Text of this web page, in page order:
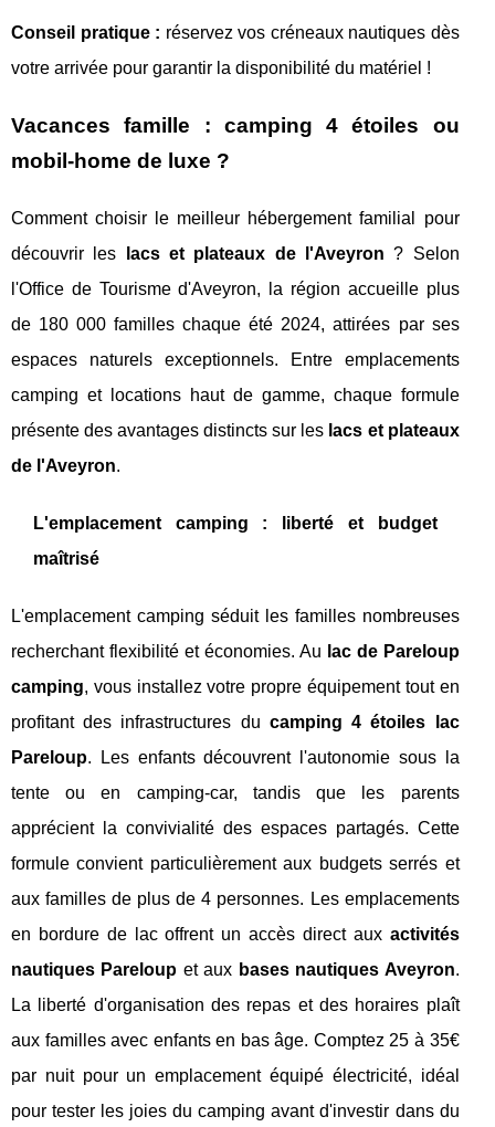
Conseil pratique : réservez vos créneaux nautiques dès
votre arrivée pour garantir la disponibilité du matériel !
Vacances famille : camping 4 étoiles ou
mobil-home de luxe ?
Comment choisir le meilleur hébergement familial pour
découvrir les
lacs et plateaux de l'Aveyron ? Selon
l'Office de Tourisme d'Aveyron, la région accueille plus
de 180 000 familles chaque été 2024, attirées par ses
espaces naturels exceptionnels. Entre emplacements
camping et locations haut de gamme, chaque formule
présente des avantages distincts sur les lacs et plateaux
de l'Aveyron.
L'emplacement camping : liberté et budget
maîtrisé
L'emplacement camping séduit les familles nombreuses
recherchant flexibilité et économies. Au lac de Pareloup
camping, vous installez votre propre équipement tout en
profitant des infrastructures du camping 4 étoiles lac
Pareloup. Les enfants découvrent l'autonomie sous la
tente ou en camping-car, tandis que les parents
apprécient la convivialité des espaces partagés. Cette
formule convient particulièrement aux budgets serrés et
aux familles de plus de 4 personnes. Les emplacements
en bordure de lac offrent un accès direct aux activités
nautiques Pareloup et aux bases nautiques Aveyron.
La liberté d'organisation des repas et des horaires plaît
aux familles avec enfants en bas âge. Comptez 25 à 35€
par nuit pour un emplacement équipé électricité, idéal
pour tester les joies du camping avant d'investir dans du